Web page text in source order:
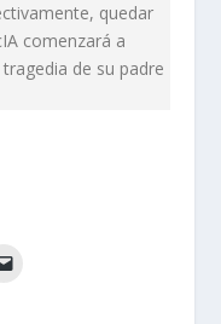
quedar
comenzará a
de su padre